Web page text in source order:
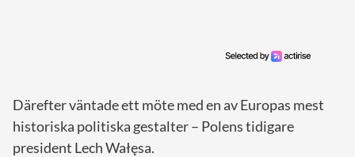
Därefter väntade ett möte med en av Europas mest
historiska politiska gestalter – Polens tidigare
president Lech Wałęsa.